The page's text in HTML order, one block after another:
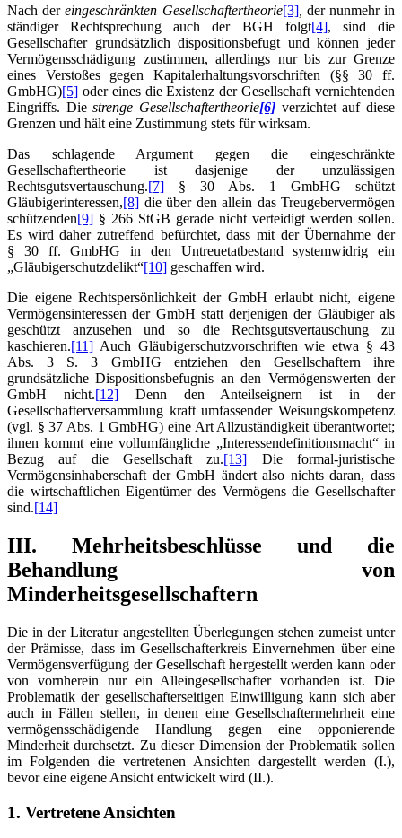
Nach dereingeschränkten Gesellschaftertheorie[3], der nunmehr in
ständiger Rechtsprechung auch der BGH folgt[4], sind die
Gesellschafter grundsätzlich dispositionsbefugt und können jeder
Vermögensschädigung zustimmen, allerdings nur bis zur Grenze
eines Verstoßes gegen Kapitalerhaltungsvorschriften (§§ 30 ff.
GmbHG)[5] oder eines die Existenz der Gesellschaft vernichtenden
Eingriffs. Diestrenge Gesellschaftertheorie[6] verzichtet auf diese
Grenzen und hält eine Zustimmung stets für wirksam.
Das schlagende Argument gegen die eingeschränkte
Gesellschaftertheorie ist dasjenige der unzulässigen
Rechtsgutsvertauschung.[7] § 30 Abs. 1 GmbHG schützt
Gläubigerinteressen,[8] die über den allein das Treugebervermögen
schützenden[9] § 266 StGB gerade nicht verteidigt werden sollen.
Es wird daher zutreffend befürchtet, dass mit der Übernahme der
§ 30 ff. GmbHG in den Untreuetatbestand systemwidrig ein
„Gläubigerschutzdelikt“[10] geschaffen wird.
Die eigene Rechtspersönlichkeit der GmbH erlaubt nicht, eigene
Vermögensinteressen der GmbH statt derjenigen der Gläubiger als
geschützt anzusehen und so die Rechtsgutsvertauschung zu
kaschieren.[11] Auch Gläubigerschutzvorschriften wie etwa § 43
Abs. 3 S. 3 GmbHG entziehen den Gesellschaftern ihre
grundsätzliche Dispositionsbefugnis an den Vermögenswerten der
GmbH nicht.[12]Denn den Anteilseignern ist in der
Gesellschafterversammlung kraft umfassender Weisungskompetenz
(vgl. § 37 Abs. 1 GmbHG) eine Art Allzuständigkeit überantwortet;
ihnen kommt eine vollumfängliche „Interessendefinitionsmacht“ in
Bezug auf die Gesellschaft zu.[13] Die formal-juristische
Vermögensinhaberschaft der GmbH ändert also nichts daran, dass
die wirtschaftlichen Eigentümer des Vermögens die Gesellschafter
sind.[14]
III. Mehrheitsbeschlüsse und die
Behandlung von
Minderheitsgesellschaftern
Die in der Literatur angestellten Überlegungen stehen zumeist unter
der Prämisse, dass im Gesellschafterkreis Einvernehmen über eine
Vermögensverfügung der Gesellschaft hergestellt werden kann oder
von vornherein nur ein Alleingesellschafter vorhanden ist. Die
Problematik der gesellschafterseitigen Einwilligung kann sich aber
auch in Fällen stellen, in denen eine Gesellschaftermehrheit eine
vermögensschädigende Handlung gegen eine opponierende
Minderheit durchsetzt. Zu dieser Dimension der Problematik sollen
im Folgenden die vertretenen Ansichten dargestellt werden (I.),
bevor eine eigene Ansicht entwickelt wird (II.).
1. Vertretene Ansichten